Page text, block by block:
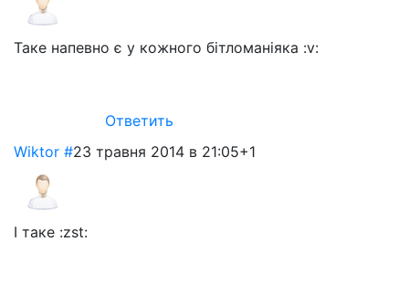
Таке напевно є у кожного бітломаніяка :v:
Ответить
Wiktor #23 травня 2014 в 21:05+1
І таке :zst: